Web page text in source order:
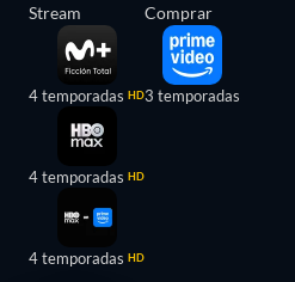
Stream
4 temporadas HD
4 temporadas HD
4 temporadas HD
Comprar
3 temporadas